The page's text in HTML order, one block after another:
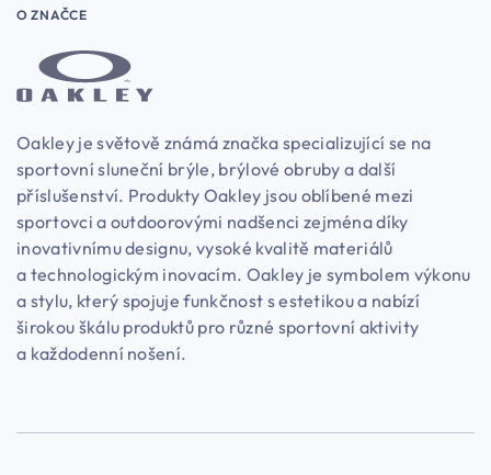
O ZNAČCE
Oakley je světově známá značka specializující se na
sportovní sluneční brýle, brýlové obruby a další
příslušenství. Produkty Oakley jsou oblíbené mezi
sportovci a outdoorovými nadšenci zejména díky
inovativnímu designu, vysoké kvalitě materiálů
a technologickým inovacím. Oakley je symbolem výkonu
a stylu, který spojuje funkčnost s estetikou a nabízí
širokou škálu produktů pro různé sportovní aktivity
a každodenní nošení.